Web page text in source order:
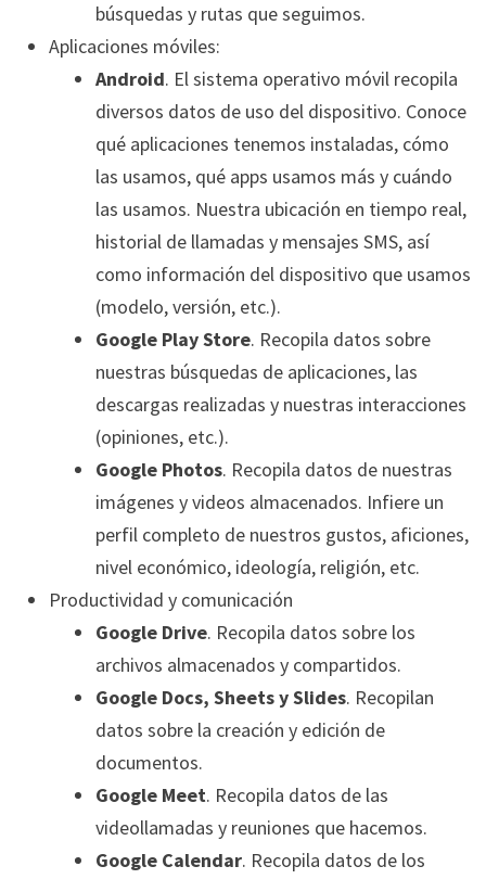
búsquedas y rutas que seguimos.
Aplicaciones móviles:
Android. El sistema operativo móvil recopila
diversos datos de uso del dispositivo. Conoce
qué aplicaciones tenemos instaladas, cómo
las usamos, qué apps usamos más y cuándo
las usamos. Nuestra ubicación en tiempo real,
historial de llamadas y mensajes SMS, así
como información del dispositivo que usamos
(modelo, versión, etc.).
Google Play Store. Recopila datos sobre
nuestras búsquedas de aplicaciones, las
descargas realizadas y nuestras interacciones
(opiniones, etc.).
Google Photos. Recopila datos de nuestras
imágenes y videos almacenados. Infiere un
perfil completo de nuestros gustos, aficiones,
nivel económico, ideología, religión, etc.
Productividad y comunicación
Google Drive. Recopila datos sobre los
archivos almacenados y compartidos.
Google Docs, Sheets y Slides. Recopilan
datos sobre la creación y edición de
documentos.
Google Meet. Recopila datos de las
videollamadas y reuniones que hacemos.
Google Calendar. Recopila datos de los